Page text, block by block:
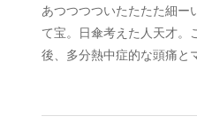
あつつつついたたたた細ー
て宝。日傘考えた人天才。
後、多分熱中症的な頭痛